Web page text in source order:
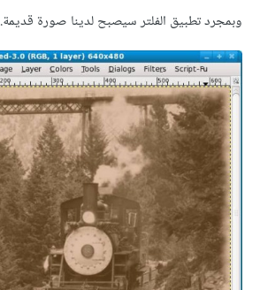
وبمجرد تطبيق الفلتر سيصبح لدينا صورة قديمة.